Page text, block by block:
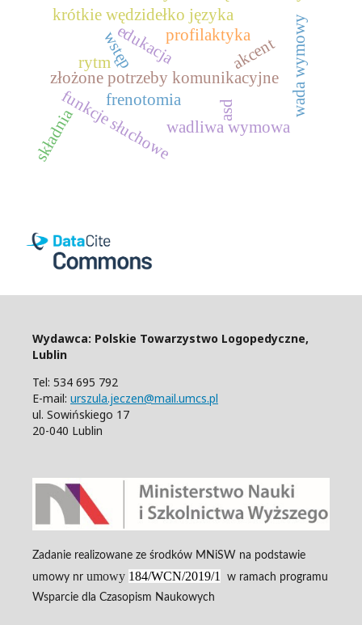
wstęp
złożone potrzeby komunikacyjne
edukacja
asd
funkcje słuchowe
krótkie wędzidełko języka wada wymowy
wadliwa wymowa
profilaktyka
frenotomia
akcent
rytm
składnia
Wydawca: Polskie Towarzystwo Logopedyczne,
Lublin
Tel: 534 695 792
E-mail: urszula.jeczen@mail.umcs.pl
ul. Sowińskiego 17
20-040 Lublin
Zadanie realizowane ze środków MNiSW na podstawie
umowy nr umowy 184/WCN/2019/1
w ramach programu
Wsparcie dla Czasopism Naukowych